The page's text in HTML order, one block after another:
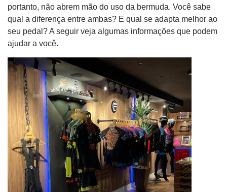
portanto, não abrem mão do uso da bermuda. Você sabe
qual a diferença entre ambas? E qual se adapta melhor ao
seu pedal? A seguir veja algumas informações que podem
ajudar a você.